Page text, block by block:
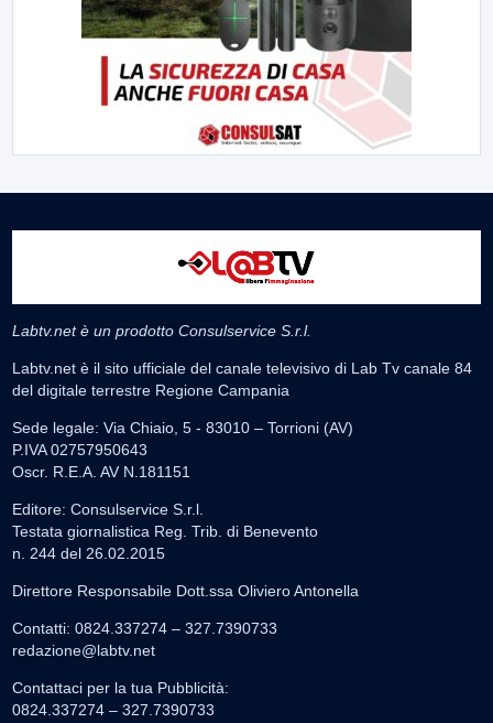
Labtv.net è un prodotto Consulservice S.r.l.
Labtv.net è il sito ufficiale del canale televisivo di Lab Tv canale 84
del digitale terrestre Regione Campania
Sede legale: Via Chiaio, 5 - 83010 – Torrioni (AV)
P.IVA 02757950643
Oscr. R.E.A. AV N.181151
Editore: Consulservice S.r.l.
Testata giornalistica Reg. Trib. di Benevento
n. 244 del 26.02.2015
Direttore Responsabile Dott.ssa Oliviero Antonella
Contatti: 0824.337274 – 327.7390733
redazione@labtv.net
Contattaci per la tua Pubblicità:
0824.337274 – 327.7390733